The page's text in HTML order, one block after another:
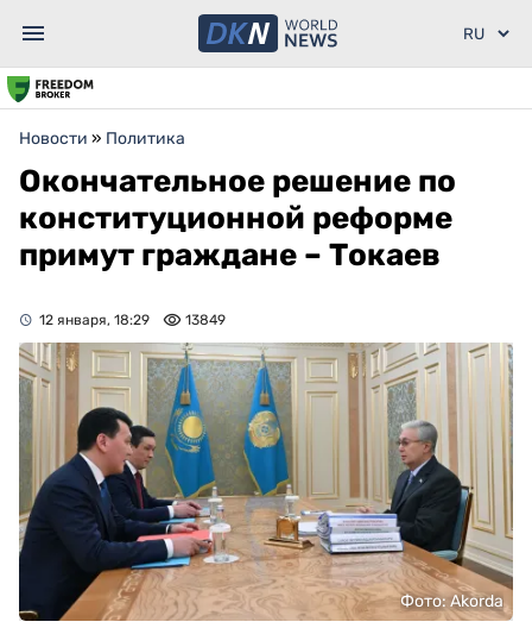
Новости » Политика
Окончательное решение по
конституционной реформе
примут граждане – Токаев
12 января, 18:29 13849
Фото: Akorda